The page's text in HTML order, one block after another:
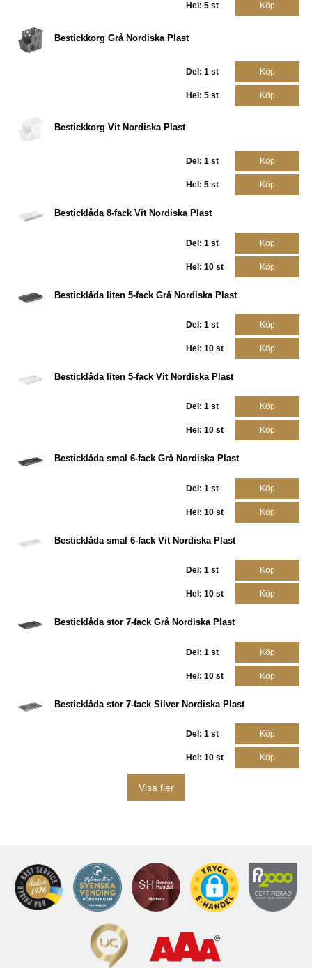
Hel: 5 st Köp
Bestickkorg Grå Nordiska Plast
Del: 1 st Köp
Hel: 5 st Köp
Bestickkorg Vit Nordiska Plast
Del: 1 st Köp
Hel: 5 st Köp
Besticklåda 8-fack Vit Nordiska Plast
Del: 1 st Köp
Hel: 10 st Köp
Besticklåda liten 5-fack Grå Nordiska Plast
Del: 1 st Köp
Hel: 10 st Köp
Besticklåda liten 5-fack Vit Nordiska Plast
Del: 1 st Köp
Hel: 10 st Köp
Besticklåda smal 6-fack Grå Nordiska Plast
Del: 1 st Köp
Hel: 10 st Köp
Besticklåda smal 6-fack Vit Nordiska Plast
Del: 1 st Köp
Hel: 10 st Köp
Besticklåda stor 7-fack Grå Nordiska Plast
Del: 1 st Köp
Hel: 10 st Köp
Besticklåda stor 7-fack Silver Nordiska Plast
Del: 1 st Köp
Hel: 10 st Köp
Visa fler